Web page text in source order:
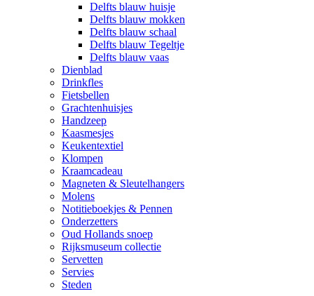
Delfts blauw huisje
Delfts blauw mokken
Delfts blauw schaal
Delfts blauw Tegeltje
Delfts blauw vaas
Dienblad
Drinkfles
Fietsbellen
Grachtenhuisjes
Handzeep
Kaasmesjes
Keukentextiel
Klompen
Kraamcadeau
Magneten & Sleutelhangers
Molens
Notitieboekjes & Pennen
Onderzetters
Oud Hollands snoep
Rijksmuseum collectie
Servetten
Servies
Steden